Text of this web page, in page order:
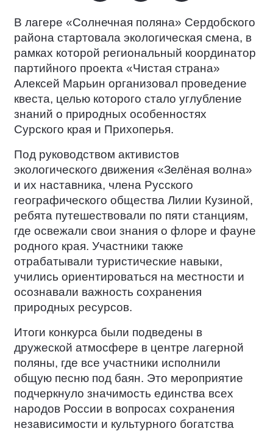
В лагере «Солнечная поляна» Сердобского
района стартовала экологическая смена, в
рамках которой региональный координатор
партийного проекта «Чистая страна»
Алексей Марьин организовал проведение
квеста, целью которого стало углубление
знаний о природных особенностях
Сурского края и Прихоперья.
Под руководством активистов
экологического движения «Зелёная волна»
и их наставника, члена Русского
географического общества Лилии Кузиной,
ребята путешествовали по пяти станциям,
где освежали свои знания о флоре и фауне
родного края. Участники также
отрабатывали туристические навыки,
учились ориентироваться на местности и
осознавали важность сохранения
природных ресурсов.
Итоги конкурса были подведены в
дружеской атмосфере в центре лагерной
поляны, где все участники исполнили
общую песню под баян. Это мероприятие
подчеркнуло значимость единства всех
народов России в вопросах сохранения
независимости и культурного богатства